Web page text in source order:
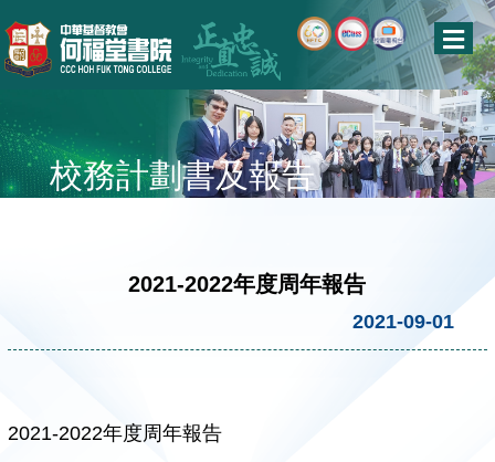
校務計劃書及報告
2021-2022年度周年報告
2021-09-01
2021-2022年度周年報告